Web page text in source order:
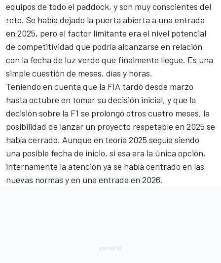
equipos de todo el paddock, y son muy conscientes del
reto. Se había dejado la puerta abierta a una entrada
en 2025, pero el factor limitante era el nivel potencial
de competitividad que podría alcanzarse en relación
con la fecha de luz verde que finalmente llegue. Es una
simple cuestión de meses, días y horas.
Teniendo en cuenta que la FIA tardó desde marzo
hasta octubre en tomar su decisión inicial, y que la
decisión sobre la F1 se prolongó otros cuatro meses, la
posibilidad de lanzar un proyecto respetable en 2025 se
había cerrado. Aunque en teoría 2025 seguía siendo
una posible fecha de inicio, si esa era la única opción,
internamente la atención ya se había centrado en las
nuevas normas y en una entrada en 2026.